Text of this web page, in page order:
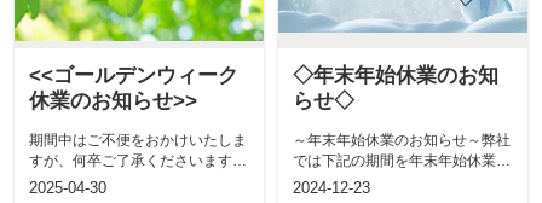
<<ゴールデンウィーク
休業のお知らせ>>
期間中はご不便をおかけいたしま
すが、何卒ご了承くださいますよ
うお願い申し上げます。2025年5
2025-04-30
◇年末年始休業のお知
らせ◇
～年末年始休業のお知らせ～弊社
では下記の期間を年末年始休業と
させていただきます。2024年12
2024-12-23